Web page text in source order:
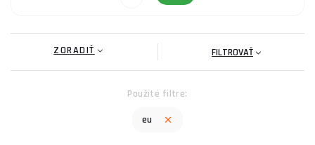
ZORADIŤ FILTROVAŤ
Použité filtre:
eu